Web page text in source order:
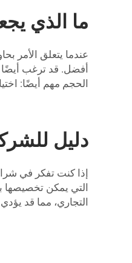
ما الذي
أفضل. قد ترغب أيضًا
الحجم مهم أيضًا:
دليل
التي يمكن تخصيصها
التجاري، مما قد